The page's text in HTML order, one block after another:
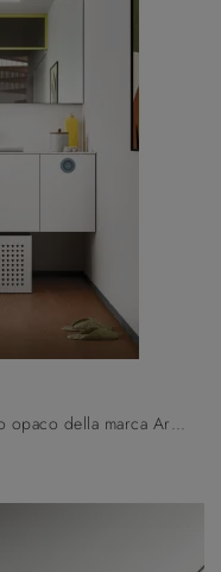
Mobili bagno per lavanderia in laccato opaco della marca Arbi: clicca e scopri l'arredo bagno moderno Bolle 08 per il tuo bagno.